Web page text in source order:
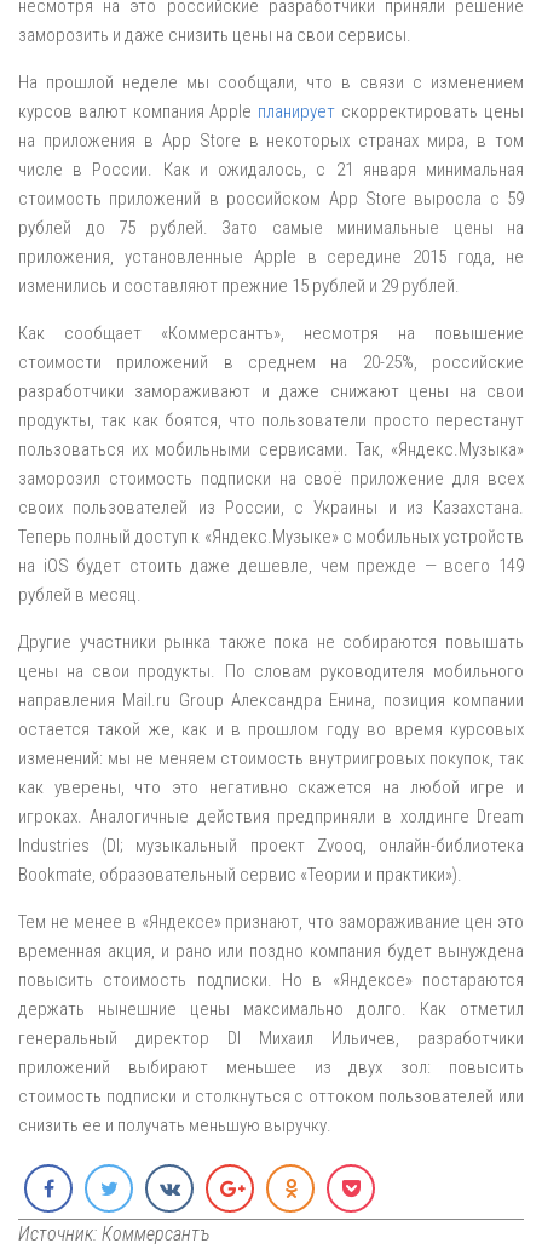
несмотря на это российские разработчики приняли решение
заморозить и даже снизить цены на свои сервисы.
На прошлой неделе мы сообщали, что в связи с изменением
курсов валют компания Apple планирует скорректировать цены
на приложения в App Store в некоторых странах мира, в том
числе в России. Как и ожидалось, с 21 января минимальная
стоимость приложений в российском App Store выросла с 59
рублей до 75 рублей. Зато самые минимальные цены на
приложения, установленные Apple в середине 2015 года, не
изменились и составляют прежние 15 рублей и 29 рублей.
Как сообщает «Коммерсантъ», несмотря на повышение
стоимости приложений в среднем на 20-25%, российские
разработчики замораживают и даже снижают цены на свои
продукты, так как боятся, что пользователи просто перестанут
пользоваться их мобильными сервисами. Так, «Яндекс.Музыка»
заморозил стоимость подписки на своё приложение для всех
своих пользователей из России, с Украины и из Казахстана.
Теперь полный доступ к «Яндекс.Музыке» с мобильных устройств
на iOS будет стоить даже дешевле, чем прежде — всего 149
рублей в месяц.
Другие участники рынка также пока не собираются повышать
цены на свои продукты. По словам руководителя мобильного
направления Mail.ru Group Александра Енина, позиция компании
остается такой же, как и в прошлом году во время курсовых
изменений: мы не меняем стоимость внутриигровых покупок, так
как уверены, что это негативно скажется на любой игре и
игроках. Аналогичные действия предприняли в холдинге Dream
Industries (DI; музыкальный проект Zvooq, онлайн-библиотека
Bookmate, образовательный сервис «Теории и практики»).
Тем не менее в «Яндексе» признают, что замораживание цен это
временная акция, и рано или поздно компания будет вынуждена
повысить стоимость подписки. Но в «Яндексе» постараются
держать нынешние цены максимально долго. Как отметил
генеральный директор DI Михаил Ильичев, разработчики
приложений выбирают меньшее из двух зол: повысить
стоимость подписки и столкнуться с оттоком пользователей или
снизить ее и получать меньшую выручку.
Источник: Коммерсантъ